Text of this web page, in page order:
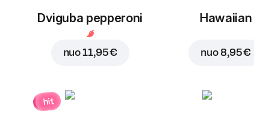
Dviguba pepperoni
nuo11,95 €
Hawaiian
nuo 8,95 €
hit